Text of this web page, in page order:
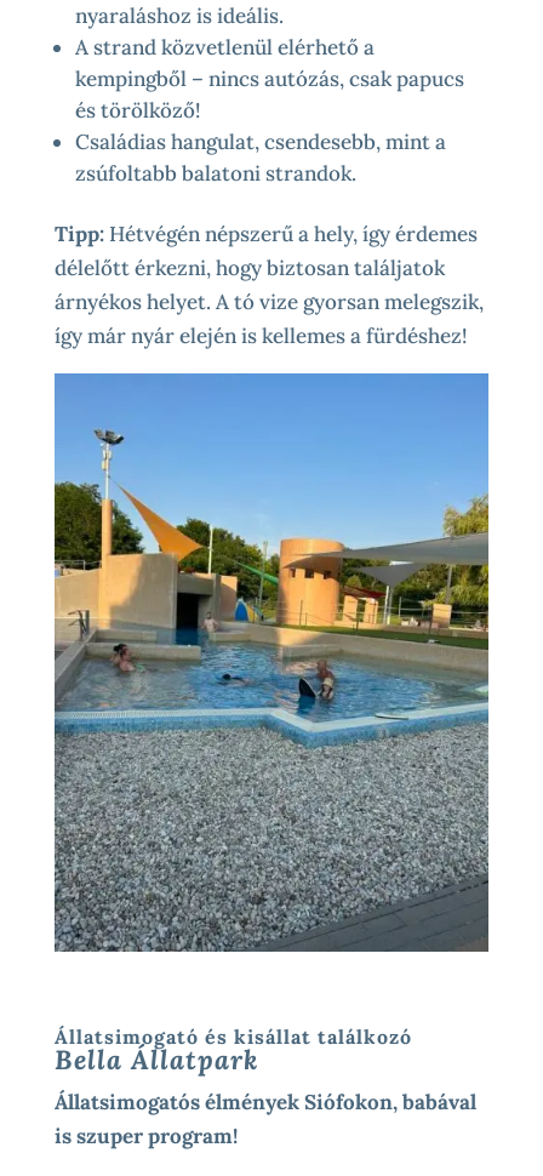
nyaraláshoz is ideális.
A strand közvetlenül elérhető a
kempingből – nincs autózás, csak papucs
és törölköző!
Családias hangulat, csendesebb, mint a
zsúfoltabb balatoni strandok.
Tipp:Hétvégén népszerű a hely, így érdemes
délelőtt érkezni, hogy biztosan találjatok
árnyékos helyet. A tó vize gyorsan melegszik,
így már nyár elején is kellemes a fürdéshez!
Állatsimogató és kisállat találkozó
Bella Állatpark
Állatsimogatós élmények Siófokon, babával
is szuper program!